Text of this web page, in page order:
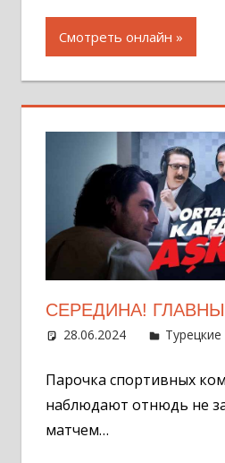
Смотреть онлайн
СЕРЕДИНА!
28.06.2024
Парочка спортивных
наблюдают отнюдь не
матчем…